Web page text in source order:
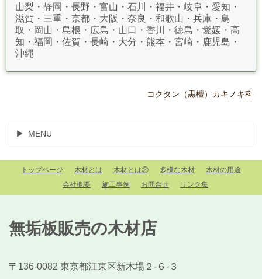
山梨・静岡・長野・富山・石川・福井・岐阜・愛知・
滋賀・三重・京都・大阪・奈良・和歌山・兵庫・鳥
取・岡山・島根・広島・山口・香川・徳島・愛媛・高
知・福岡・佐賀・長崎・大分・熊本・宮崎・鹿児島・
沖縄
コクタン（黒檀）カキノキ科
MENU
トップページ 木材とは 木材とは② 多様な木材
木材の用途
会社概要
施工事例 お問合せ リンク集
無垢板販売の木材店
〒136-0082 東京都江東区新木場２-６-３